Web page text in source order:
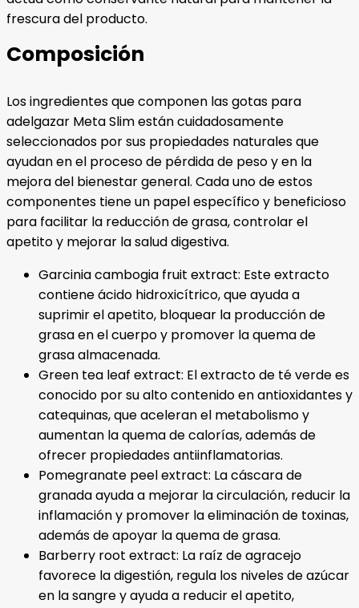
frescura del producto.
Composición
Los ingredientes que componen las gotas para
adelgazar Meta Slim están cuidadosamente
seleccionados por sus propiedades naturales que
ayudan en el proceso de pérdida de peso y en la
mejora del bienestar general. Cada uno de estos
componentes tiene un papel específico y beneficioso
para facilitar la reducción de grasa, controlar el
apetito y mejorar la salud digestiva.
Garcinia cambogia fruit extract: Este extracto
contiene ácido hidroxicítrico, que ayuda a
suprimir el apetito, bloquear la producción de
grasa en el cuerpo y promover la quema de
grasa almacenada.
Green tea leaf extract: El extracto de té verde es
conocido por su alto contenido en antioxidantes y
catequinas, que aceleran el metabolismo y
aumentan la quema de calorías, además de
ofrecer propiedades antiinflamatorias.
Pomegranate peel extract: La cáscara de
granada ayuda a mejorar la circulación, reducir la
inflamación y promover la eliminación de toxinas,
además de apoyar la quema de grasa.
Barberry root extract: La raíz de agracejo
favorece la digestión, regula los niveles de azúcar
en la sangre y ayuda a reducir el apetito,